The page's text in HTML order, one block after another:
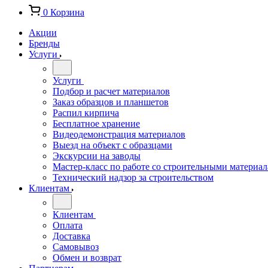
0 Корзина
Акции
Бренды
Услуги
Услуги
Подбор и расчет материалов
Заказ образцов и планшетов
Распил кирпича
Бесплатное хранение
Видеодемонстрация материалов
Выезд на объект с образцами
Экскурсии на заводы
Мастер-класс по работе со строительными
Технический надзор за строительством
Клиентам
Клиентам
Оплата
Доставка
Самовывоз
Обмен и возврат